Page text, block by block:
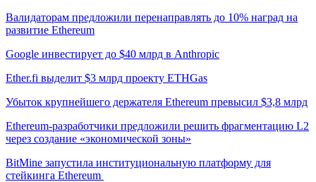
Валидаторам предложили перенаправлять до 10% наград на
развитие Ethereum
Google инвестирует до $40 млрд в Anthropic
Ether.fi выделит $3 млрд проекту ETHGas
Убыток крупнейшего держателя Ethereum превысил $3,8 млрд
Ethereum-разработчики предложили решить фрагментацию L2
через создание «экономической зоны»
BitMine запустила институциональную платформу для
стейкинга Ethereum